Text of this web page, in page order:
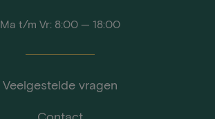
Ma t/m Vr: 8:00 — 18:00
Veelgestelde vragen